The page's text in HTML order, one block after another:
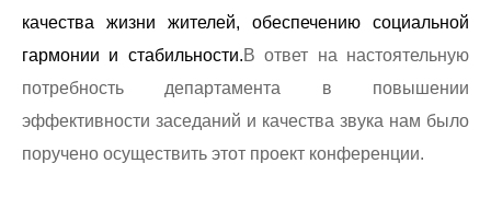
качества жизни жителей, обеспечению социальной
гармонии и стабильности.В ответ на настоятельную
потребность департамента в повышении
эффективности заседаний и качества звука нам было
поручено осуществить этот проект конференции.